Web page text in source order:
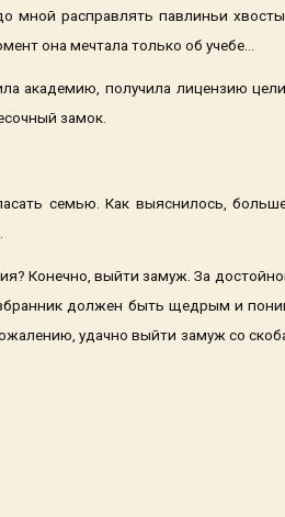
мной расправлять павлиньи
она мечтала только об учебе...
академию, получила лицензию
замок.
семью. Как выяснилось,
Конечно, выйти замуж. За
должен быть щедрым и
удачно выйти замуж со